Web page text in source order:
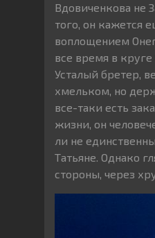
Вдовиченкова не
того, он кажется
воплощением
все время в
Усталый бретер,
хмельком, но
все-таки есть
жизни, он
ли не
Татьяне. Однако
стороны, через